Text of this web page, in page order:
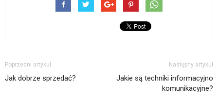
Poprzedni artykuł
Jak dobrze sprzedać?
Następny artykuł
Jakie są techniki informacyjno
komunikacyjne?